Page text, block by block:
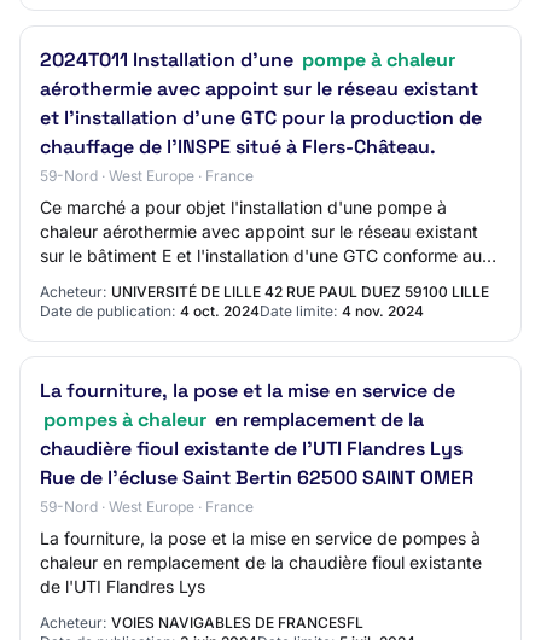
2024T011 Installation d'une pompe à chaleur
aérothermie avec appoint sur le réseau existant
et l'installation d'une GTC pour la production de
chauffage de l'INSPE situé à Flers-Château.
59-Nord · West Europe · France
Ce marché a pour objet l'installation d'une pompe à
chaleur aérothermie avec appoint sur le réseau existant
sur le bâtiment E et l'installation d'une GTC conforme au
décret BACS pour la production de…
Acheteur: UNIVERSITÉ DE LILLE 42 RUE PAUL DUEZ 59100 LILLE
Date de publication: 4 oct. 2024Date limite: 4 nov. 2024
La fourniture, la pose et la mise en service de
pompes à chaleur en remplacement de la
chaudière fioul existante de l'UTI Flandres Lys
Rue de l'écluse Saint Bertin 62500 SAINT OMER
59-Nord · West Europe · France
La fourniture, la pose et la mise en service de pompes à
chaleur en remplacement de la chaudière fioul existante
de l'UTI Flandres Lys
Acheteur: VOIES NAVIGABLES DE FRANCESFL